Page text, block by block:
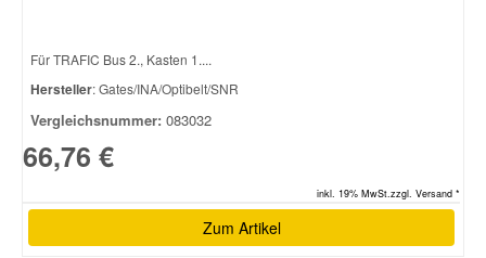
Für TRAFIC Bus 2., Kasten 1....
Hersteller: Gates/INA/Optibelt/SNR
Vergleichsnummer: 083032
66,76 €
inkl. 19% MwSt.zzgl. Versand *
Zum Artikel